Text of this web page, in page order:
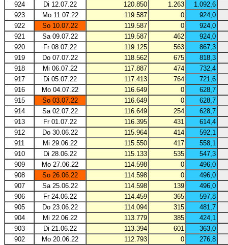
924
Di 12.07.22 120.850 1.263
1.092,6
923
Mo 11.07.22 119.587 0
924,0
922
So 10.07.22 119.587 0
924,0
921
Sa 09.07.22 119.587 462
924,0
920
Fr 08.07.22 119.125 563
867,3
919
Do 07.07.22 118.562 675
818,3
918
Mi 06.07.22 117.887 474
732,4
917
Di 05.07.22 117.413 764
721,6
916
Mo 04.07.22 116.649 0
628,7
915
So 03.07.22 116.649 0
628,7
914
Sa 02.07.22 116.649 254
628,7
913
Fr 01.07.22 116.395 431
614,4
912
Do 30.06.22 115.964 414
592,1
911
Mi 29.06.22 115.550 417
558,1
910
Di 28.06.22 115.133 535
547,3
909
Mo 27.06.22 114.598 0
496,0
908
So 26.06.22 114.598 0
496,0
907
Sa 25.06.22 114.598 139
496,0
906
Fr 24.06.22 114.459 365
597,8
905
Do 23.06.22 114.094 315
481,7
904
Mi 22.06.22 113.779 385
424,1
903
Di 21.06.22 113.394 601
363,0
902
Mo 20.06.22 112.793 0
276,8